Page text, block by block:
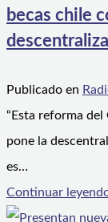
becas chile
Publicado en
“Esta reforma
pone la
es…
Continuar